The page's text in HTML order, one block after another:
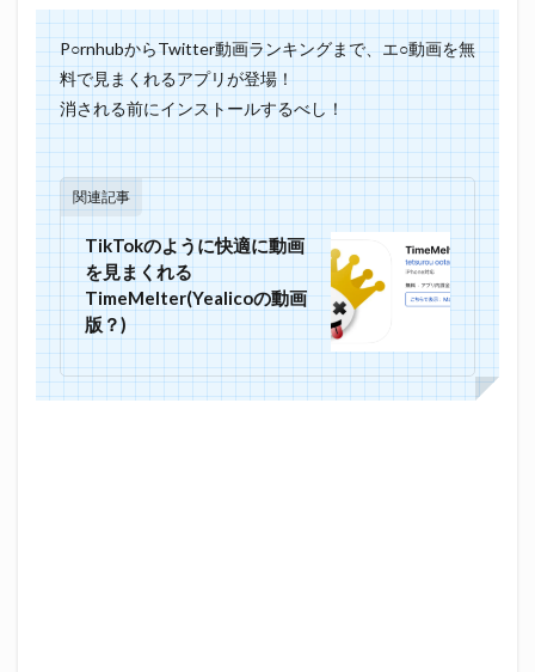
P○rnhubからTwitter動画ランキングまで、エ○動画を無
料で見まくれるアプリが登場！
消される前にインストールするべし！
関連記事
TikTokのように快適に動画
を見まくれる
TimeMelter(Yealicoの動画
版？)